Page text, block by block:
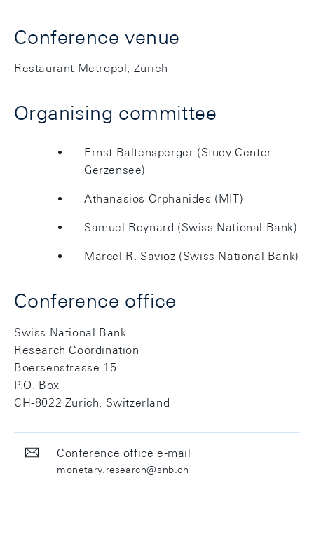
Conference venue
Restaurant Metropol, Zurich
Organising committee
Ernst Baltensperger (Study Center
Gerzensee)
Athanasios Orphanides (MIT)
Samuel Reynard (Swiss National Bank)
Marcel R. Savioz (Swiss National Bank)
Conference office
Swiss National Bank
Research Coordination
Boersenstrasse 15
P.O. Box
CH-8022 Zurich, Switzerland
Conference office e-mail
monetary.research@snb.ch